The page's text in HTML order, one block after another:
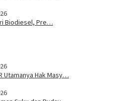
Biodiesel, Pre…
Utamanya Hak Masy…